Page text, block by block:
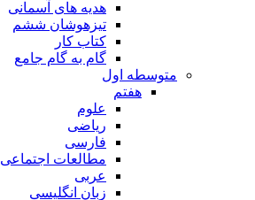
هدیه های آسمانی
تیزهوشان ششم
کتاب کار
گام به گام جامع
متوسطه اول
هفتم
علوم
ریاضی
فارسی
مطالعات اجتماعی
عربی
زبان انگلیسی